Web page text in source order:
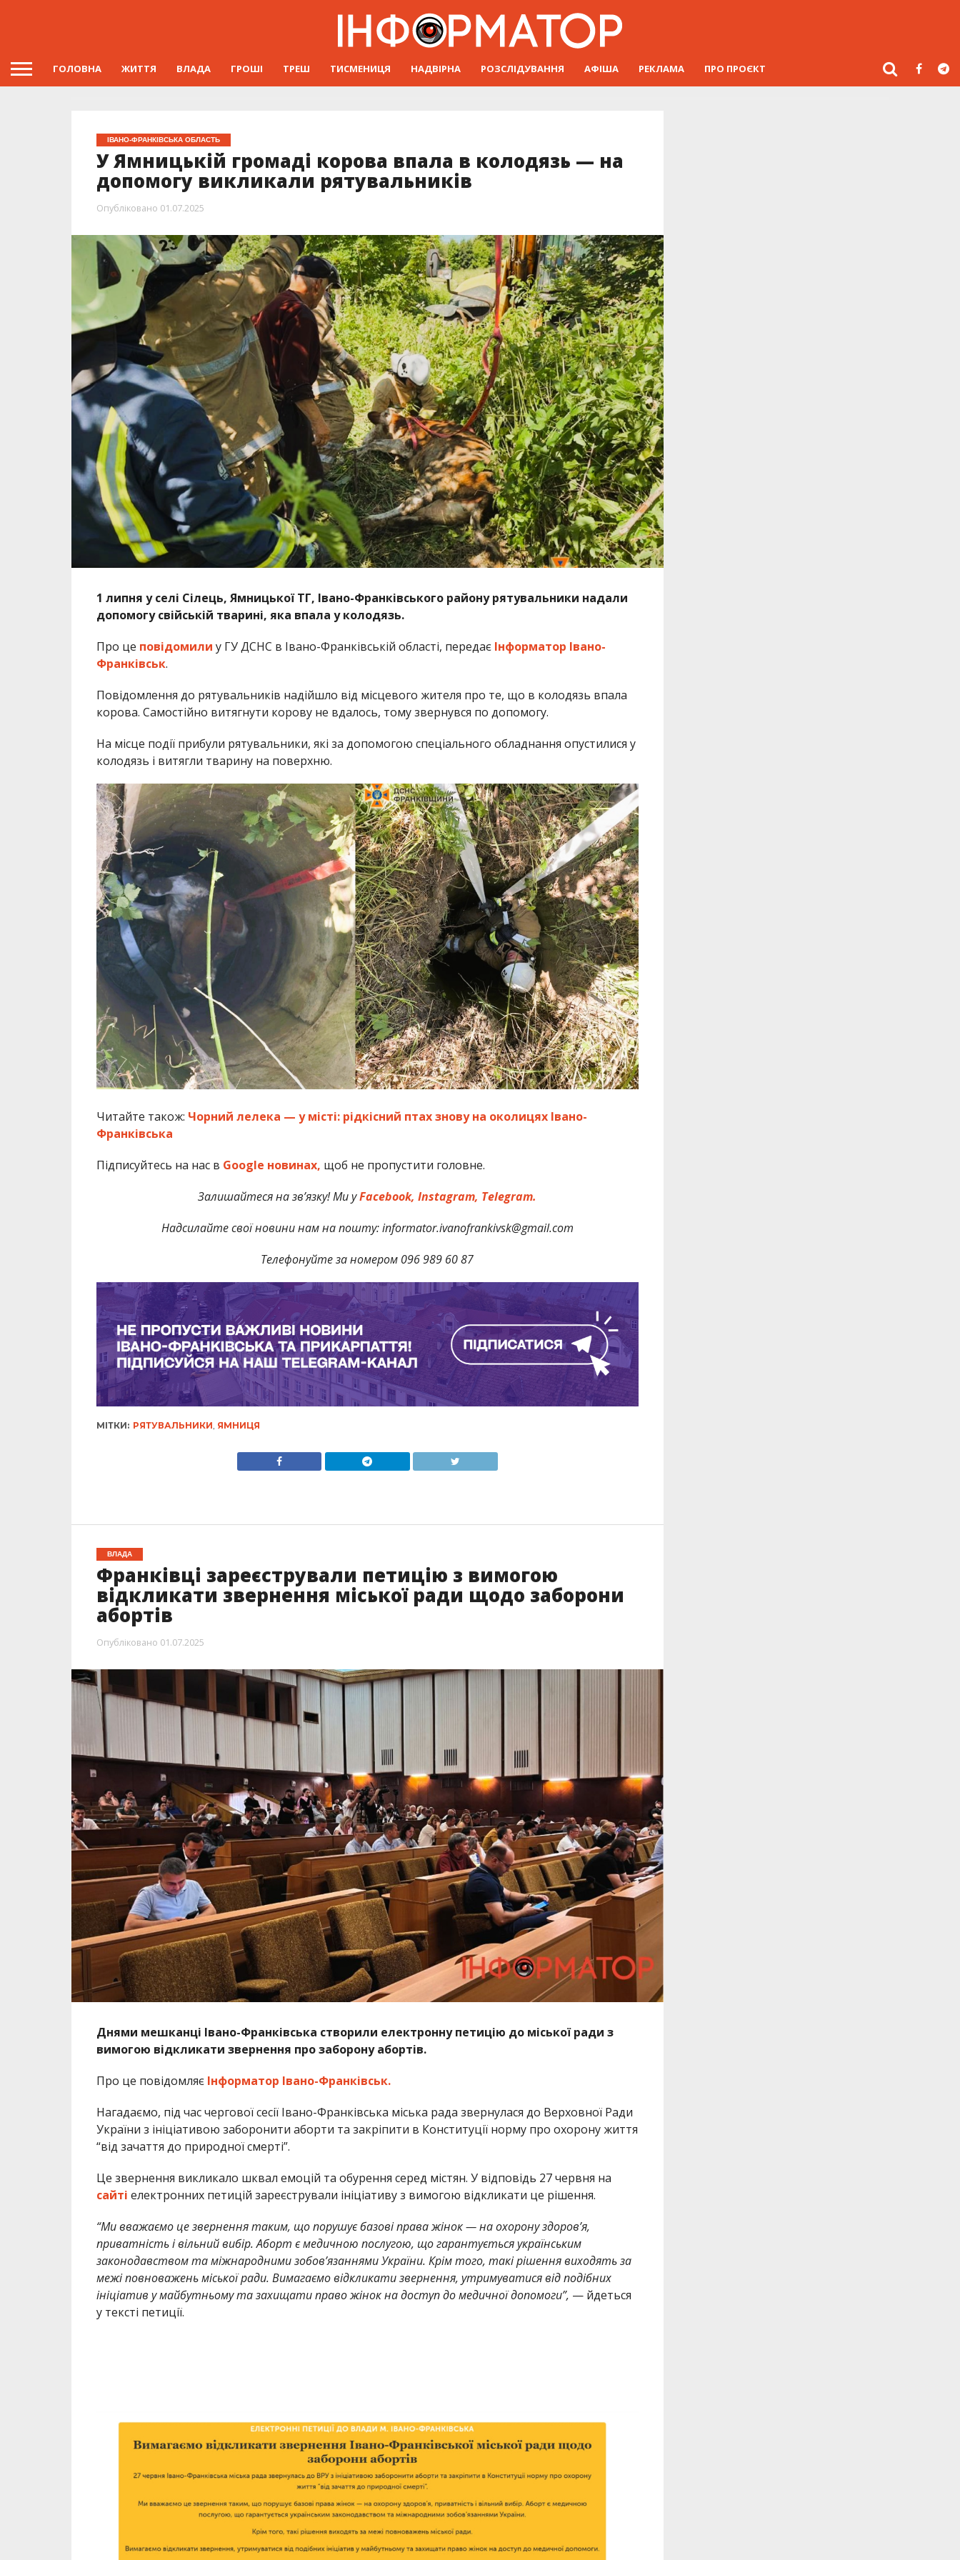
ГОЛОВНА ЖИТТЯ ВЛАДА ГРОШІ ТРЕШ ТИСМЕНИЦЯ НАДВІРНА РОЗСЛІДУВАННЯ АФІША РЕКЛАМА ПРО ПРОЄКТ
ІВАНО-ФРАНКІВСЬКА ОБЛАСТЬ
У Ямницькій громаді корова впала в колодязь — на
допомогу викликали рятувальників
Опубліковано 01.07.2025
1 липня у селі Сілець, Ямницької ТГ, Івано-Франківського району рятувальники надали
допомогу свійській тварині, яка впала у колодязь.
Про це повідомили у ГУ ДСНС в Івано-Франківській області, передає Інформатор Івано-
Франківськ.
Повідомлення до рятувальників надійшло від місцевого жителя про те, що в колодязь впала
корова. Самостійно витягнути корову не вдалось, тому звернувся по допомогу.
На місце події прибули рятувальники, які за допомогою спеціального обладнання опустилися у
колодязь і витягли тварину на поверхню.
Читайте також: Чорний лелека — у місті: рідкісний птах знову на околицях Івано-
Франківська
Підписуйтесь на нас в Google новинах, щоб не пропустити головне.
Залишайтеся на зв’язку! Ми уFacebook, Instagram, Telegram.
Надсилайте свої новини нам на пошту: informator.ivanofrankivsk@gmail.com
Телефонуйте за номером 096 989 60 87
МІТКИ: РЯТУВАЛЬНИКИ ЯМНИЦЯ
ВЛАДА
Франківці зареєстрували петицію з вимогою
відкликати звернення міської ради щодо заборони
абортів
Опубліковано 01.07.2025
Днями мешканці Івано-Франківська створили електронну петицію до міської ради з
вимогою відкликати звернення про заборону абортів.
Про це повідомляє Інформатор Івано-Франківськ.
Нагадаємо, під час чергової сесії Івано-Франківська міська рада звернулася до Верховної Ради
України з ініціативою заборонити аборти та закріпити в Конституції норму про охорону життя
“від зачаття до природної смерті”.
Це звернення викликало шквал емоцій та обурення серед містян. У відповідь 27 червня на
сайті електронних петицій зареєстрували ініціативу з вимогою відкликати це рішення.
“Ми вважаємо це звернення таким, що порушує базові права жінок — на охорону здоров’я,
приватність і вільний вибір. Аборт є медичною послугою, що гарантується українським
законодавством та міжнародними зобов’язаннями України. Крім того, такі рішення виходять за
межі повноважень міської ради. Вимагаємо відкликати звернення, утримуватися від подібних
ініціатив у майбутньому та захищати право жінок на доступ до медичної допомоги”, — йдеться
у тексті петиції.